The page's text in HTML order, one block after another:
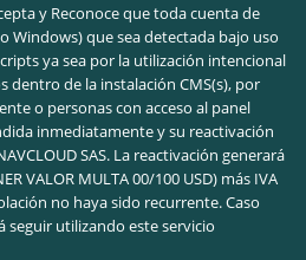
y Reconoce que toda cuenta de
Windows) que sea detectada bajo uso
ya sea por la utilización intencional
dentro de la instalación CMS(s), por
o personas con acceso al panel
inmediatamente y su reactivación
SAS. La reactivación generará
VALOR MULTA 00/100 USD) más IVA
no haya sido recurrente. Caso
utilizando este servicio.